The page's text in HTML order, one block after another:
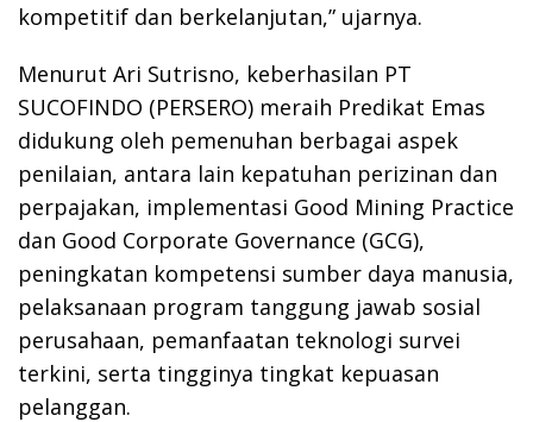
kompetitif dan berkelanjutan,” ujarnya.
Menurut Ari Sutrisno, keberhasilan PT
SUCOFINDO (PERSERO) meraih Predikat Emas
didukung oleh pemenuhan berbagai aspek
penilaian, antara lain kepatuhan perizinan dan
perpajakan, implementasi Good Mining Practice
dan Good Corporate Governance (GCG),
peningkatan kompetensi sumber daya manusia,
pelaksanaan program tanggung jawab sosial
perusahaan, pemanfaatan teknologi survei
terkini, serta tingginya tingkat kepuasan
pelanggan.